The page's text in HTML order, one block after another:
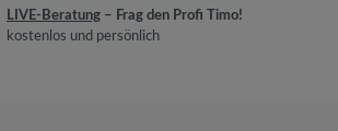
LIVE-Beratung – Frag den Profi Timo!
kostenlos und persönlich